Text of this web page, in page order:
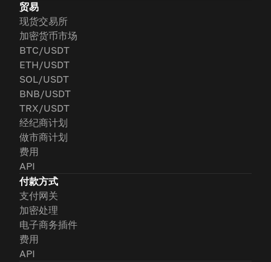
贸易
现货交易所
加密货币市场
BTC/USDT
ETH/USDT
SOL/USDT
BNB/USDT
TRX/USDT
经纪商计划
做市商计划
费用
API
付款方式
支付网关
加密处理
电子商务插件
费用
API